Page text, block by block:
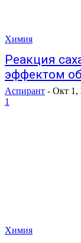
Химия
Реакция
эффектом
Аспирант - Окт 1,
1
Химия